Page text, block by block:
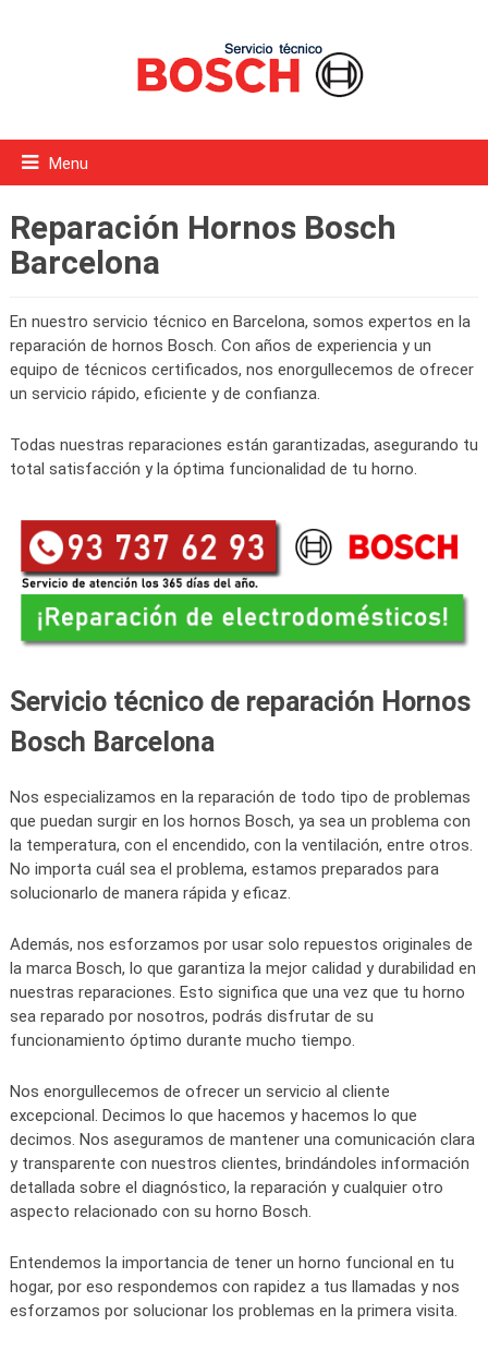
Menu
Reparación Hornos Bosch
Barcelona
En nuestro servicio técnico en Barcelona, somos expertos en la
reparación de hornos Bosch. Con años de experiencia y un
equipo de técnicos certificados, nos enorgullecemos de ofrecer
un servicio rápido, eficiente y de confianza.
Todas nuestras reparaciones están garantizadas, asegurando tu
total satisfacción y la óptima funcionalidad de tu horno.
Servicio técnico de reparación Hornos
Bosch Barcelona
Nos especializamos en la reparación de todo tipo de problemas
que puedan surgir en los hornos Bosch, ya sea un problema con
la temperatura, con el encendido, con la ventilación, entre otros.
No importa cuál sea el problema, estamos preparados para
solucionarlo de manera rápida y eficaz.
Además, nos esforzamos por usar solo repuestos originales de
la marca Bosch, lo que garantiza la mejor calidad y durabilidad en
nuestras reparaciones. Esto significa que una vez que tu horno
sea reparado por nosotros, podrás disfrutar de su
funcionamiento óptimo durante mucho tiempo.
Nos enorgullecemos de ofrecer un servicio al cliente
excepcional. Decimos lo que hacemos y hacemos lo que
decimos. Nos aseguramos de mantener una comunicación clara
y transparente con nuestros clientes, brindándoles información
detallada sobre el diagnóstico, la reparación y cualquier otro
aspecto relacionado con su horno Bosch.
Entendemos la importancia de tener un horno funcional en tu
hogar, por eso respondemos con rapidez a tus llamadas y nos
esforzamos por solucionar los problemas en la primera visita.